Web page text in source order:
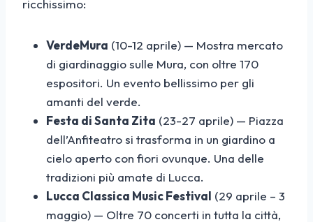
ricchissimo:
VerdeMura (10-12 aprile) — Mostra mercato
di giardinaggio sulle Mura, con oltre 170
espositori. Un evento bellissimo per gli
amanti del verde.
Festa di Santa Zita (23-27 aprile) — Piazza
dell’Anfiteatro si trasforma in un giardino a
cielo aperto con fiori ovunque. Una delle
tradizioni più amate di Lucca.
Lucca Classica Music Festival (29 aprile – 3
maggio) — Oltre 70 concerti in tutta la città,